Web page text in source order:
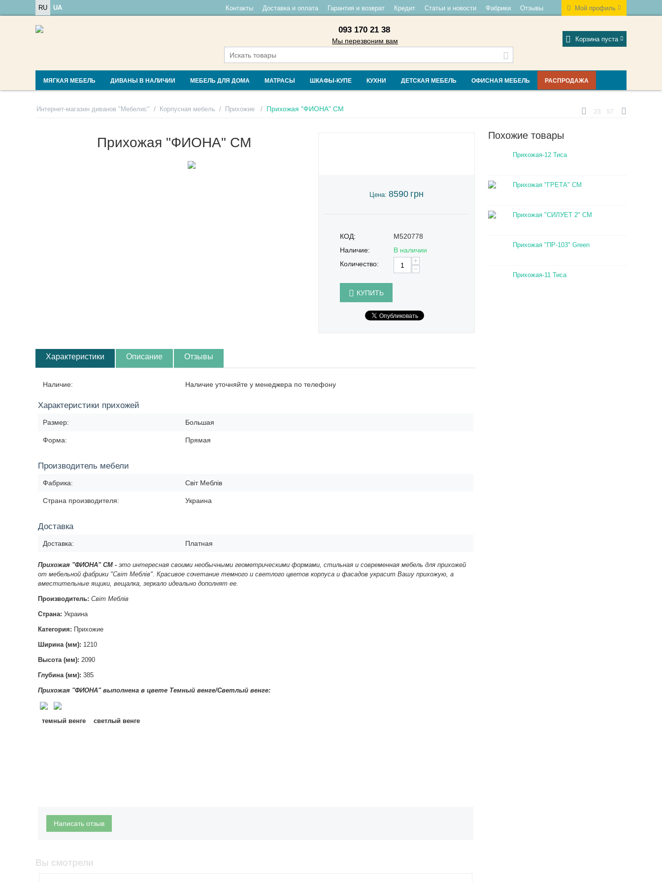
RU UA Мой профиль
Контакты Доставка и оплата Гарантия и возврат Кредит Статьи и новости Фабрики Отзывы
093 170 21 38
Мы перезвоним вам Корзина пуста
МЯГКАЯ МЕБЕЛЬ ДИВАНЫ В НАЛИЧИИ МЕБЕЛЬ ДЛЯ ДОМА МАТРАСЫ ШКАФЫ-КУПЕ КУХНИ ДЕТСКАЯ МЕБЕЛЬ ОФИСНАЯ МЕБЕЛЬ РАСПРОДАЖА
Интернет-магазин диванов "Мебелис" / Корпусная мебель / Прихожие / Прихожая "ФИОНА" СМ 23 57
Прихожая "ФИОНА" СМ
Цена: 8590 грн
КОД:
M520778
Наличие:
В наличии
Количество:
+
−
КУПИТЬ
Характеристики Описание Отзывы
Наличие: Наличие уточняйте у менеджера по телефону
Характеристики прихожей
Размер: Большая
Форма: Прямая
Производитель мебели
Фабрика: Світ Меблів
Страна производителя: Украина
Доставка
Доставка: Платная
Прихожая "ФИОНА" СМ - это интересная своими необычными геометрическими формами, стильная и современная мебель для прихожей
от мебельной фабрики "Світ Меблів". Красивое сочетание темного и светлого цветов корпуса и фасадов украсит Вашу прихожую, а
вместительные ящики, вещалка, зеркало идеально дополнят ее.
Производитель: Світ Меблів
Страна: Украина
Категория: Прихожие
Ширина (мм): 1210
Высота (мм): 2090
Глубина (мм): 385
Прихожая "ФИОНА" выполнена в цвете Темный венге/Светлый венге:
темный венге светлый венге
Написать отзыв
Вы смотрели
Похожие товары
Прихожая-12 Тиса
Прихожая "ГРЕТА" СМ
Прихожая "СИЛУЕТ 2" СМ
Прихожая "ПР-103" Green
Прихожая-11 Тиса